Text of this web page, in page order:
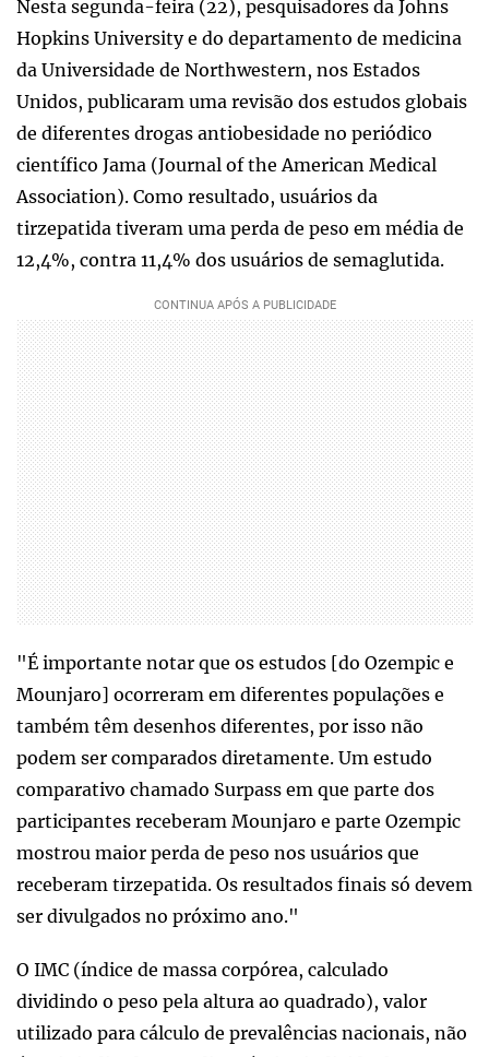
Nesta segunda-feira (22), pesquisadores da Johns
Hopkins University e do departamento de medicina
da Universidade de Northwestern, nos Estados
Unidos, publicaram uma revisão dos estudos globais
de diferentes drogas antiobesidade no periódico
científico Jama (Journal of the American Medical
Association). Como resultado, usuários da
tirzepatida tiveram uma perda de peso em média de
12,4%, contra 11,4% dos usuários de semaglutida.
"É importante notar que os estudos [do Ozempic e
Mounjaro] ocorreram em diferentes populações e
também têm desenhos diferentes, por isso não
podem ser comparados diretamente. Um estudo
comparativo chamado Surpass em que parte dos
participantes receberam Mounjaro e parte Ozempic
mostrou maior perda de peso nos usuários que
receberam tirzepatida. Os resultados finais só devem
ser divulgados no próximo ano."
O IMC (índice de massa corpórea, calculado
dividindo o peso pela altura ao quadrado), valor
utilizado para cálculo de prevalências nacionais, não